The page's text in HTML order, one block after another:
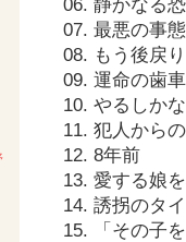
06. 静かなる
07. 最悪の事態
08. もう後戻
09. 運命の歯車
10. やるしか
11. 犯人から
12. 8年前
13. 愛する娘
14. 誘拐のタ
15. 「その子